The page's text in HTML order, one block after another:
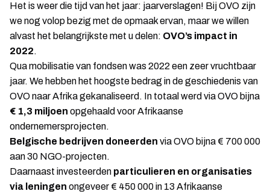
Het is weer die tijd van het jaar: jaarverslagen! Bij OVO zijn
we nog volop bezig met de opmaak ervan, maar we willen
alvast het belangrijkste met u delen: OVO’s impact in
2022.
Qua mobilisatie van fondsen was 2022 een zeer vruchtbaar
jaar. We hebben het hoogste bedrag in de geschiedenis van
OVO naar Afrika gekanaliseerd. In totaal werd via OVO bijna
€ 1,3 miljoen opgehaald voor Afrikaanse
ondernemersprojecten.
Belgische bedrijven doneerden via OVO bijna € 700 000
aan 30 NGO-projecten.
Daarnaast investeerden particulieren en organisaties
via leningen ongeveer € 450 000 in 13 Afrikaanse